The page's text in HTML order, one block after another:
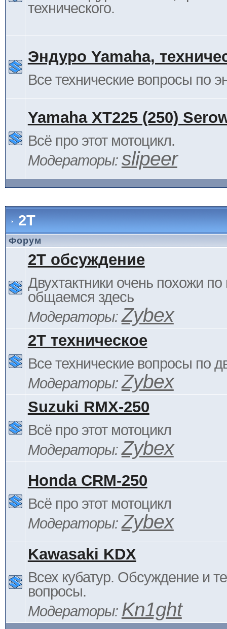
технического.
Эндуро Yamaha,
Все технические вопросы по
Yamaha XT225 (250)
Всё про этот мотоцикл.
Модераторы: slipeer
2Т
Форум
2Т обсуждение
Двухтактники очень похожи по
общаемся здесь
Модераторы:Zybex
2Т техническое
Все технические вопросы по
Модераторы:Zybex
Suzuki RMX-250
Всё про этот мотоцикл
Модераторы:Zybex
Honda CRM-250
Всё про этот мотоцикл
Модераторы:Zybex
Kawasaki KDX
Всех кубатур. Обсуждение и
вопросы.
Модераторы: Kn1ght